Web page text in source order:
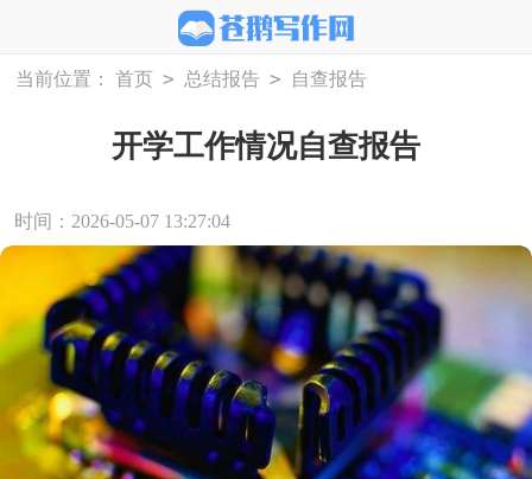
当前位置： 首页 > 总结报告 > 自查报告
开学工作情况自查报告
时间：2026-05-07 13:27:04